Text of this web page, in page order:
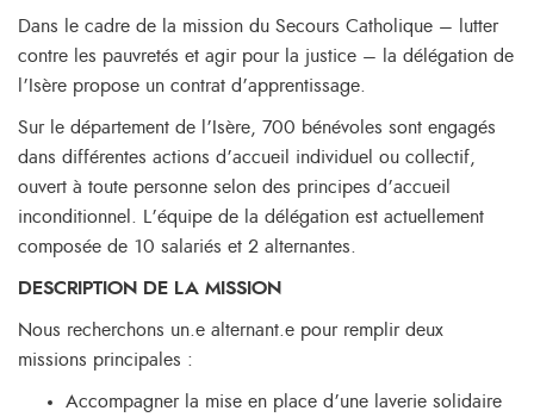
Dans le cadre de la mission du Secours Catholique – lutter
contre les pauvretés et agir pour la justice – la délégation de
l’Isère propose un contrat d’apprentissage.
Sur le département de l’Isère, 700 bénévoles sont engagés
dans différentes actions d’accueil individuel ou collectif,
ouvert à toute personne selon des principes d’accueil
inconditionnel. L’équipe de la délégation est actuellement
composée de 10 salariés et 2 alternantes.
DESCRIPTION DE LA MISSION
Nous recherchons un.e alternant.e pour remplir deux
missions principales :
Accompagner la mise en place d’une laverie solidaire